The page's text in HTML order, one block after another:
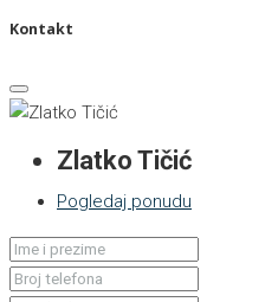
Kontakt
Zlatko Tičić
Pogledaj ponudu